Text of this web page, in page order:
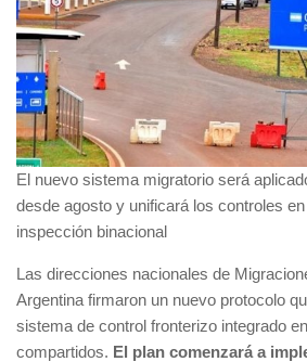
El nuevo sistema migratorio será
desde agosto y unificará los controles
inspección binacional
Las direcciones nacionales de
Argentina firmaron un nuevo protocolo
sistema de control fronterizo integrado
compartidos. El plan comenzará a